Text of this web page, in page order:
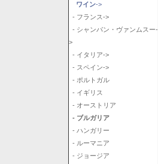
ワイン->
- フランス->
- シャンパン・ヴァンムスー-
>
- イタリア->
- スペイン->
- ポルトガル
- イギリス
- オーストリア
- ブルガリア
- ハンガリー
- ルーマニア
- ジョージア